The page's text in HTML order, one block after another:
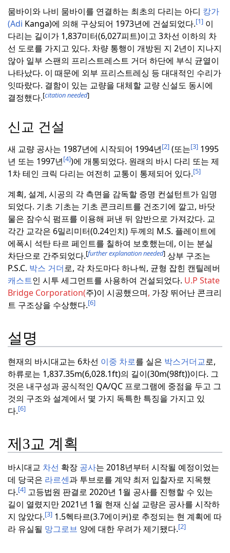
뭄바이와 나비 뭄바이를 연결하는 최초의 다리는 아디 캉가
(Adi Kanga)에 의해 구상되어 1973년에 건설되었다.[1] 이
다리는 길이가 1,837미터(6,027피트)이고 3차선 이하의 차
선 도로를 가지고 있다. 차량 통행이 개방된 지 2년이 지나지
않아 일부 스팬의 프리스트레스트 거더 하단에 부식 균열이
나타났다. 이 때문에 외부 프리스트레싱 등 대대적인 수리가
잇따랐다. 결함이 있는 교량을 대체할 교량 신설도 동시에
결정했다.[citation needed]
신교 건설
새 교량 공사는 1987년에 시작되어 1994년[2] (또는[3] 1995
년 또는 1997년[4])에 개통되었다. 원래의 바시 다리 또는 제
1차 테인 크릭 다리는 여전히 교통이 통제되어 있다.[5]
계획, 설계, 시공의 각 측면을 감독할 증명 컨설턴트가 임명
되었다. 기초 기초는 기초 콘크리트를 건조기에 깔고, 바닷
물은 잠수식 펌프를 이용해 퍼낸 뒤 암반으로 가져갔다. 교
각간 교각은 6밀리미터(0.24인치) 두께의 M.S. 플레이트에
에폭시 석탄 타르 페인트를 칠하여 보호했는데, 이는 분실
차단으로 간주되었다.[further explanation needed] 상부 구조는
P.S.C. 박스 거더로, 각 차도마다 하나씩, 균형 잡힌 캔틸레버
캐스트인 시투 세그먼트를 사용하여 건설되었다. U.P State
Bridge Corporation(주)이 시공했으며, 가장 뛰어난 콘크리
트 구조상을 수상했다.[6]
설명
현재의 바시대교는 6차선 이중 차로를 실은 박스거더교로,
하류로는 1,837.35m(6,028.1ft)의 길이(30m(98ft))이다. 그
것은 내구성과 공식적인 QA/QC 프로그램에 중점을 두고 그
것의 구조와 설계에서 몇 가지 독특한 특징을 가지고 있
다.[6]
제3교 계획
바시대교 차선 확장 공사는 2018년부터 시작될 예정이었는
데 당국은 라르센과 투브로를 계약 최저 입찰자로 지목했
다.[4] 고등법원 판결로 2020년 1월 공사를 진행할 수 있는
길이 열렸지만 2021년 1월 현재 신설 교량은 공사를 시작하
지 않았다.[3] 1.5헥타르(3.7에이커)로 추정되는 현 계획에 따
라 유실될 망그로브 양에 대한 우려가 제기됐다.[2]